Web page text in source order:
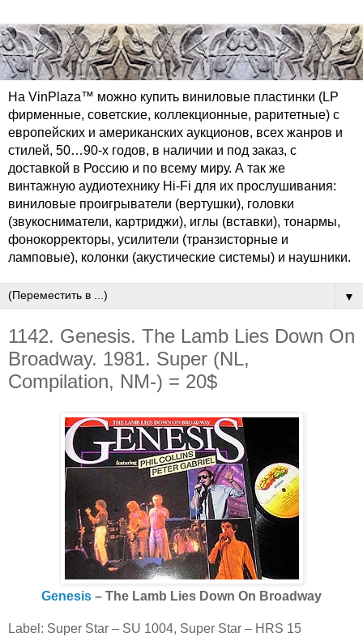
На VinPlaza™ можно купить виниловые пластинки (LP
фирменные, советские, коллекционные, раритетные) с
европейских и американских аукционов, всех жанров и
стилей, 50…90-х годов, в наличии и под заказ, с
доставкой в Россию и по всему миру. А так же
винтажную аудиотехнику Hi-Fi для их прослушивания:
виниловые проигрыватели (вертушки), головки
(звукосниматели, картриджи), иглы (вставки), тонармы,
фонокорректоры, усилители (транзисторные и
ламповые), колонки (акустические системы) и наушники.
▼
1142. Genesis. The Lamb Lies Down On
Broadway. 1981. Super (NL,
Compilation, NM-) = 20$
Genesis ‎– The Lamb Lies Down On Broadway
Label: Super Star ‎– SU 1004, Super Star ‎– HRS 15